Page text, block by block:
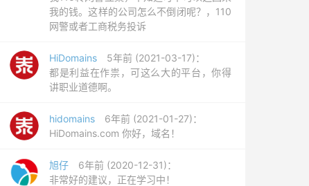
我的钱。这样的公司怎么不倒闭呢？，110
网警或者工商税务投诉
HiDomains
5年前 (2021-03-17)：
都是利益在作祟，可这么大的平台，你得
讲职业道德啊。
hidomains
6年前 (2021-01-27)：
HiDomains.com 你好，域名！
旭仔
6年前 (2020-12-31)：
非常好的建议，正在学习中！